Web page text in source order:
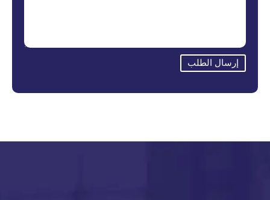
إرسال الطلب